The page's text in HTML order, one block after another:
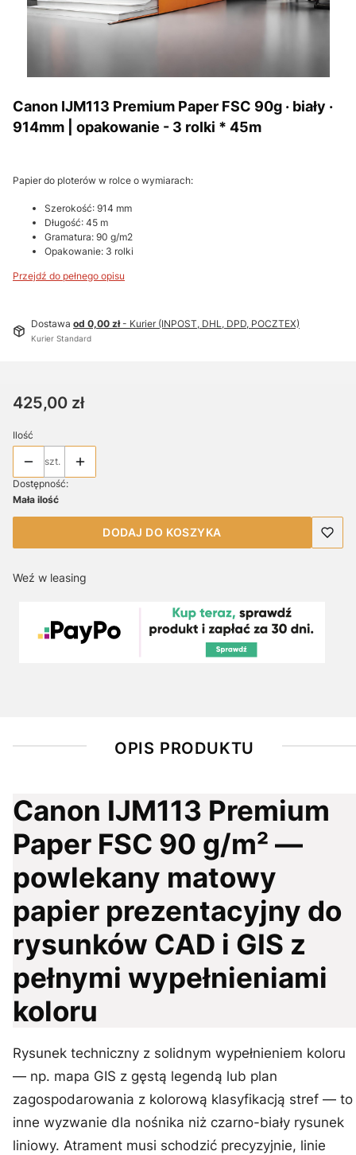
Canon IJM113 Premium Paper FSC 90g · biały ·
914mm | opakowanie - 3 rolki * 45m
Papier do ploterów w rolce o wymiarach:
Szerokość: 914 mm
Długość: 45 m
Gramatura: 90 g/m2
Opakowanie: 3 rolki
Przejdź do pełnego opisu
Dostawa od 0,00 zł- Kurier (INPOST, DHL, DPD, POCZTEX)
Kurier Standard
Cena
425,00 zł
Ilość
szt.
Dostępność:
Mała ilość
DODAJ DO KOSZYKA
Weź w leasing
OPIS PRODUKTU
Canon IJM113 Premium
Paper FSC 90 g/m² —
powlekany matowy
papier prezentacyjny do
rysunków CAD i GIS z
pełnymi wypełnieniami
koloru
Rysunek techniczny z solidnym wypełnieniem koloru
— np. mapa GIS z gęstą legendą lub plan
zagospodarowania z kolorową klasyfikacją stref — to
inne wyzwanie dla nośnika niż czarno-biały rysunek
liniowy. Atrament musi schodzić precyzyjnie, linie